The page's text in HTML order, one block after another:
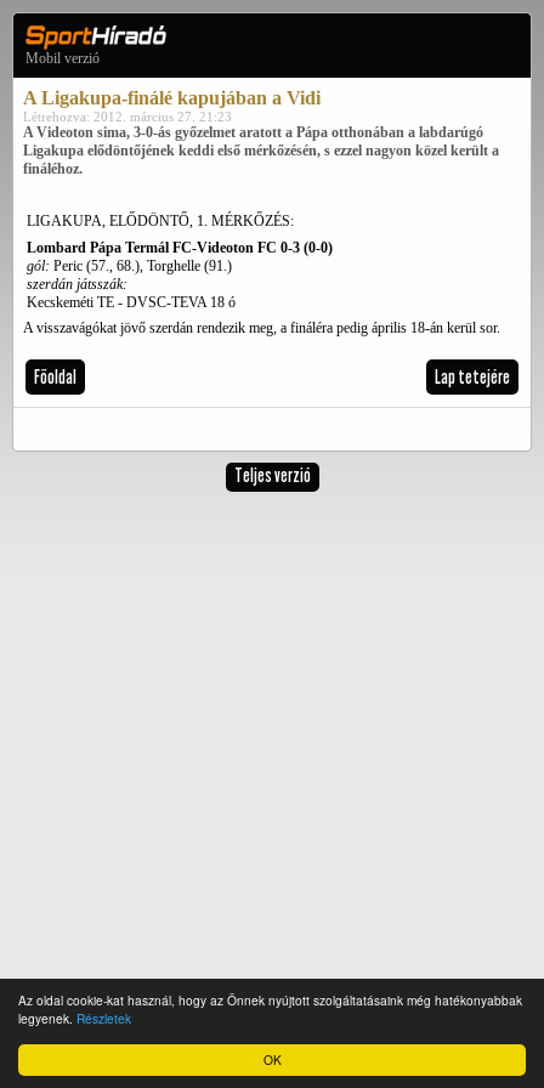
OK
Az oldal cookie-kat használ, hogy az Önnek nyújtott szolgáltatásaink még hatékonyabbak
legyenek. Részletek
Mobil verzió
A Ligakupa-finálé kapujában a Vidi
Létrehozva: 2012. március 27. 21:23
A Videoton sima, 3-0-ás győzelmet aratott a Pápa otthonában a labdarúgó
Ligakupa elődöntőjének keddi első mérkőzésén, s ezzel nagyon közel került a
fináléhoz.
LIGAKUPA, ELŐDÖNTŐ, 1. MÉRKŐZÉS:
Lombard Pápa Termál FC-Videoton FC 0-3 (0-0)
gól: Peric (57., 68.), Torghelle (91.)
szerdán játsszák:
Kecskeméti TE - DVSC-TEVA 18 ó
A visszavágókat jövő szerdán rendezik meg, a fináléra pedig április 18-án kerül sor.
Főoldal Lap tetejére
Teljes verzió